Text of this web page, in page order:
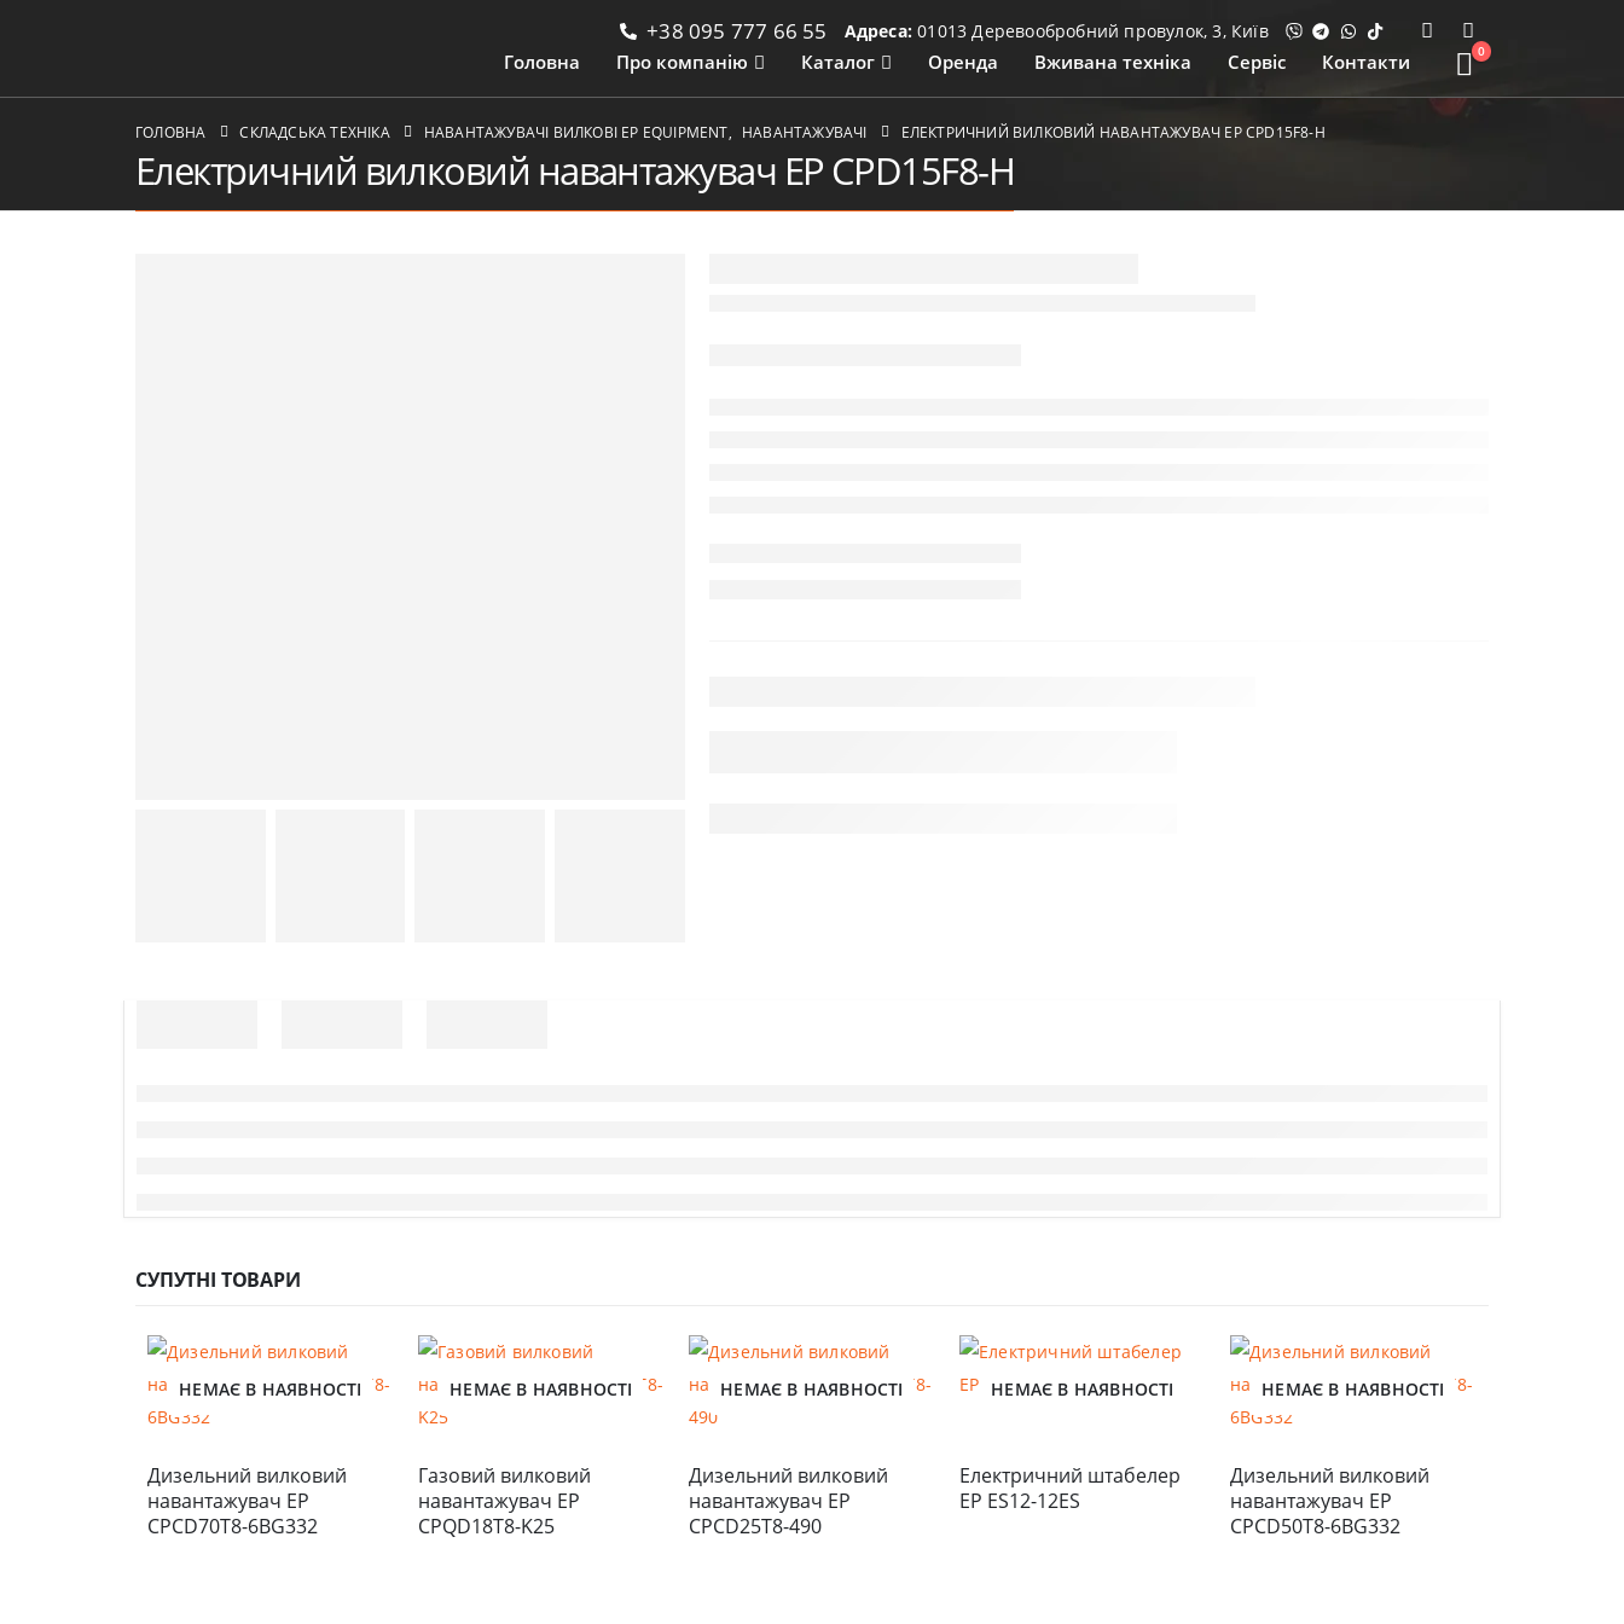
+38 095 777 66 55 Адреса: 01013 Деревообробний провулок, 3, Київ
Головна Про компанію Каталог Оренда Вживана техніка Сервіс Контакти 0
ГОЛОВНА СКЛАДСЬКА ТЕХНІКА НАВАНТАЖУВАЧІ ВИЛКОВІ ЕР EQUIPMENT, НАВАНТАЖУВАЧІ ЕЛЕКТРИЧНИЙ ВИЛКОВИЙ НАВАНТАЖУВАЧ EP CPD15F8-Н
Електричний вилковий навантажувач EP CPD15F8-Н
СУПУТНІ ТОВАРИ
НЕМАЄ В НАЯВНОСТІ
Дизельний вилковий
навантажувач EP
CPCD70T8-6BG332
НЕМАЄ В НАЯВНОСТІ
Газовий вилковий
навантажувач EP
CPQD18T8-K25
НЕМАЄ В НАЯВНОСТІ
Дизельний вилковий
навантажувач EP
CPCD25T8-490
НЕМАЄ В НАЯВНОСТІ
Електричний штабелер
EP ES12-12ES
НЕМАЄ В НАЯВНОСТІ
Дизельний вилковий
навантажувач EP
CPCD50T8-6BG332